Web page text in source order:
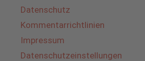
Datenschutz
Kommentarrichtlinien
Impressum
Datenschutzeinstellungen